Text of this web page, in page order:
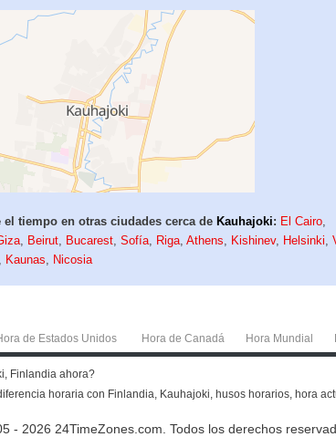
el tiempo en otras ciudades cerca de Kauhajoki: El Cairo,
, Beirut, Bucarest,Sofía, Riga,Athens, Kishinev, Helsinki,
, Kaunas, Nicosia
de Estados Unidos Hora de Canadá Hora Mundial
Finlandia ahora?
horaria con Finlandia, Kauhajoki, husos horarios, hora
- 2026 24TimeZones.com. Todos los derechos